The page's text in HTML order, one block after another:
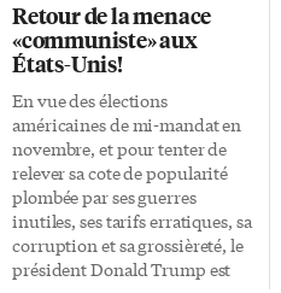
Retour de la menace
«communiste» aux
États-Unis!
En vue des élections
américaines de mi-mandat en
novembre, et pour tenter de
relever sa cote de popularité
plombée par ses guerres
inutiles, ses tarifs erratiques, sa
corruption et sa grossièreté, le
président Donald Trump est